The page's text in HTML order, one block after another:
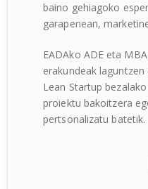
baino gehiagoko
garapenean,
EADAko ADE eta
erakundeak
Lean Startup
proiektu bakoitzera
pertsonalizatu batetik.